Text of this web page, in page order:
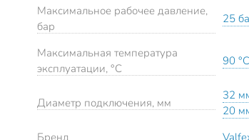
Максимальное рабочее давление,
бар
25
Максимальная температура
эксплуатации, °C
90 °C
Диаметр подключения, мм
32
20
Бренд